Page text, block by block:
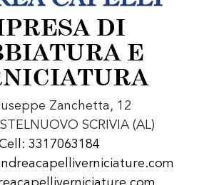
DI
E
Zanchetta, 12
SCRIVIA (AL)
3317063184